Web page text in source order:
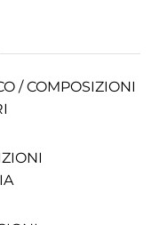
/ COMPOSIZIONI